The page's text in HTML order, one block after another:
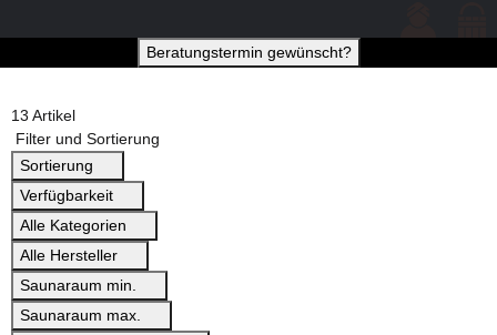
Beratungstermin gewünscht?
13 Artikel
Filter und Sortierung
Sortierung
Verfügbarkeit
Alle Kategorien
Alle Hersteller
Saunaraum min.
Saunaraum max.